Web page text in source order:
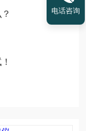
电话咨询